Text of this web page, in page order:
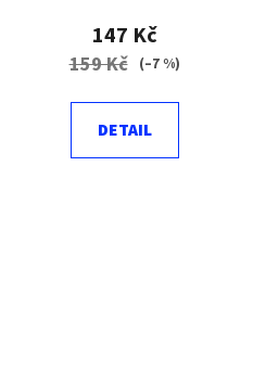
147 Kč
159 Kč (–7 %)
DETAIL